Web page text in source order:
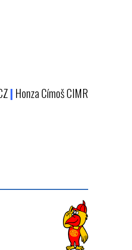
| Honza Címoš CIMR